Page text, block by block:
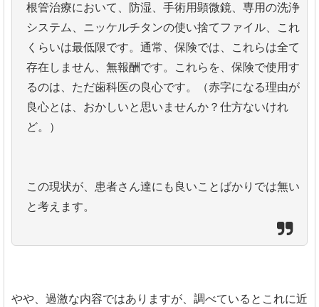
根管治療において、防湿、手術用顕微鏡、専用の洗浄
システム、ニッケルチタンの使い捨てファイル、これ
くらいは最低限です。通常、保険では、これらは全て
存在しません、無報酬です。これらを、保険で使用す
るのは、ただ歯科医の良心です。（赤字になる理由が
良心とは、おかしいと思いませんか？仕方ないけれ
ど。）
この現状が、患者さん達にも良いことばかりでは無い
と考えます。
やや、過激な内容ではありますが、調べているとこれに近